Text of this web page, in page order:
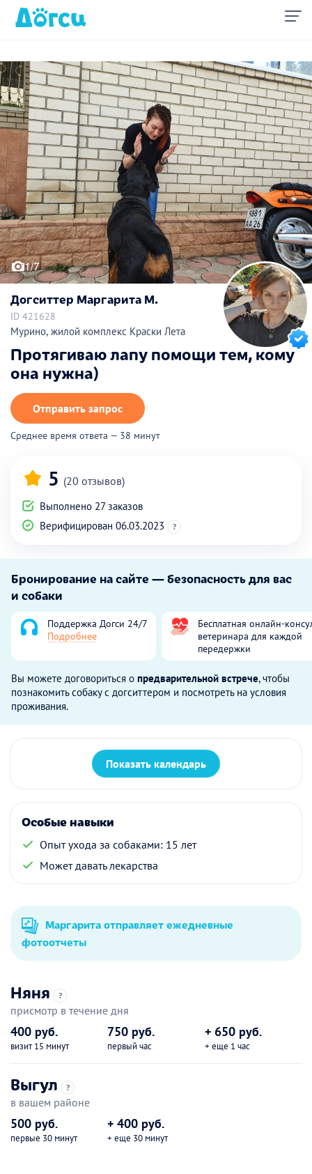
1/7
Догситтер Маргарита М.
ID 421628
Мурино, жилой комплекс Краски Лета
Протягиваю лапу помощи тем, кому
она нужна)
Отправить запрос
Среднее время ответа — 38 минут
5 (20 отзывов)
Выполнено 27 заказов
Верифицирован 06.03.2023
?
Бронирование на сайте — безопасность для вас
и собаки
Поддержка Догси 24/7
Подробнее
Бесплатная онлайн-
ветеринара для каждой
передержки
Вы можете договориться о предварительной встрече, чтобы
познакомить собаку с догситтером и посмотреть на условия
проживания.
Показать календарь
Особые навыки
Опыт ухода за собаками: 15 лет
Может давать лекарства
Маргарита отправляет ежедневные
фотоотчеты
Няня ?
присмотр в течение дня
400 руб.
визит 15 минут
750 руб.
первый час
+ 650 руб.
+ еще 1 час
Выгул ?
в вашем районе
500 руб.
первые 30 минут
+ 400 руб.
+ еще 30 минут